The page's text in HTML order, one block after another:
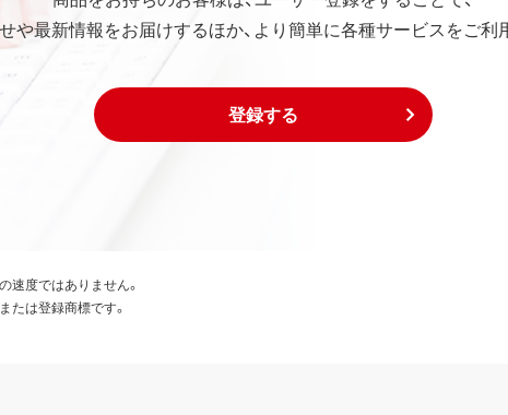
や最新情報をお届けするほか、より簡単に各種サービスをご利
登録する
速度ではありません。
たは登録商標です。